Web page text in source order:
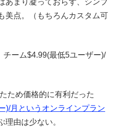
あまり凝っておらず、シンプ
美点。（もちろんカスタム可
ーム$4.99(最低5ユーザー)/
ため価格的に有利だった
)/月というオンラインプラン
理由は少ない。